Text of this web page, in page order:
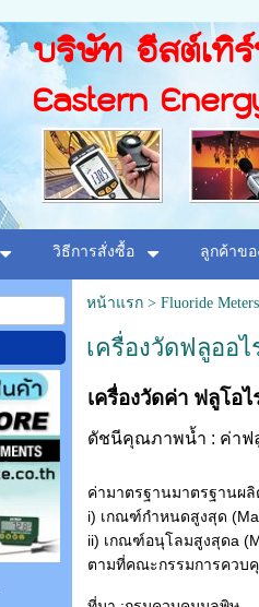
บริษัท อีสต์เทิ
Eastern
วิธีการสั่งซื้อ ลูกค้าขอ
หน้าแรก> Fluoride Meters
เครื่องวัดฟลูออไ
เครื่องวัดค่า ฟลูโอ
ดัชนีคุณภาพน้ำ : ค่าฟ
ค่ามาตรฐานมาตรฐานผ
i) เกณฑ์กำหนดสูงสุด
ii) เกณฑ์อนุโลมสูงสุดa
ตามที่คณะกรรมการควบ